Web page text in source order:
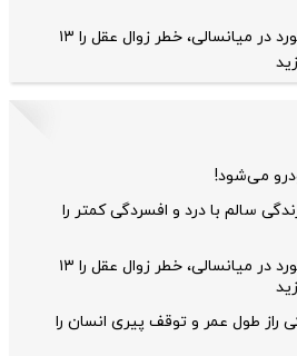
با رعایت این سه مورد در میانسالی، خطر زوال عقل را ۱۳
می‌شود!
سالم با درد و افسردگی کمتر را
با رعایت این سه مورد در میانسالی، خطر زوال عقل را ۱۳
بلژیکی راز طول عمر و توقف پیری انسان را